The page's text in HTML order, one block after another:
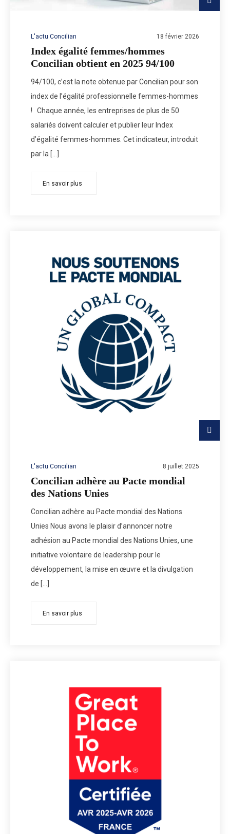
L'actu Concilian 18 février 2026
Index égalité femmes/hommes
Concilian obtient en 2025 94/100
94/100, c’est la note obtenue par Concilian pour son
index de l’égalité professionnelle femmes-hommes
! Chaque année, les entreprises de plus de 50
salariés doivent calculer et publier leur Index
d’égalité femmes-hommes. Cet indicateur, introduit
par la […]
En savoir plus
L'actu Concilian 8 juillet 2025
Concilian adhère au Pacte mondial
des Nations Unies
Concilian adhère au Pacte mondial des Nations
Unies Nous avons le plaisir d’annoncer notre
adhésion au Pacte mondial des Nations Unies, une
initiative volontaire de leadership pour le
développement, la mise en œuvre et la divulgation
de […]
En savoir plus